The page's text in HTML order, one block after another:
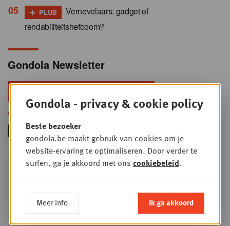
+ PLUS
Vernevelaars: gadget of
rendabiliteitshefboom?
Gondola Newsletter
WOE
Foodservice - Joint
onderhandelingstafel is geen toeval!
Gondola - privacy & cookie policy
Beste bezoeker
gondola.be maakt gebruik van cookies om je
website-ervaring te optimaliseren. Door verder te
surfen, ga je akkoord met ons cookiebeleid.
Meer info Ik ga akkoord